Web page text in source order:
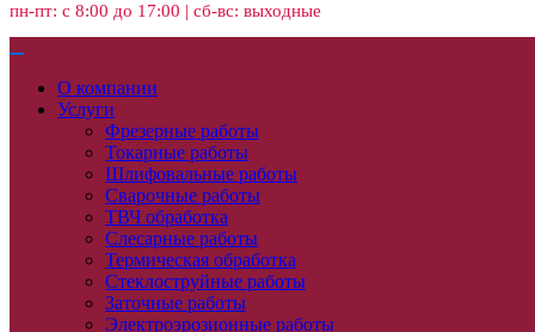
пн-пт: с 8:00 до 17:00 | сб-вс: выходные
О компании
Услуги
Фрезерные работы
Токарные работы
Шлифовальные работы
Сварочные работы
ТВЧ обработка
Слесарные работы
Термическая обработка
Стеклоструйные работы
Заточные работы
Электроэрозионные работы